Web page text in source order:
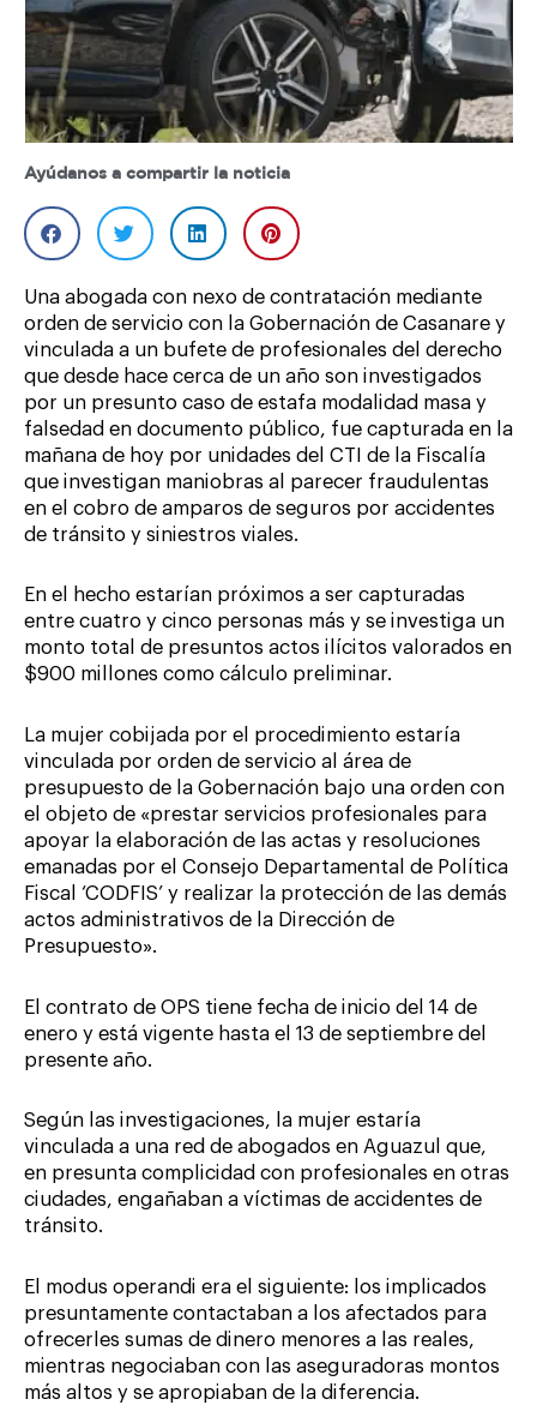
Ayúdanos a compartir la noticia
Una abogada con nexo de contratación mediante
orden de servicio con la Gobernación de Casanare y
vinculada a un bufete de profesionales del derecho
que desde hace cerca de un año son investigados
por un presunto caso de estafa modalidad masa y
falsedad en documento público, fue capturada en la
mañana de hoy por unidades del CTI de la Fiscalía
que investigan maniobras al parecer fraudulentas
en el cobro de amparos de seguros por accidentes
de tránsito y siniestros viales.
En el hecho estarían próximos a ser capturadas
entre cuatro y cinco personas más y se investiga un
monto total de presuntos actos ilícitos valorados en
$900 millones como cálculo preliminar.
La mujer cobijada por el procedimiento estaría
vinculada por orden de servicio al área de
presupuesto de la Gobernación bajo una orden con
el objeto de «prestar servicios profesionales para
apoyar la elaboración de las actas y resoluciones
emanadas por el Consejo Departamental de Política
Fiscal ‘CODFIS’ y realizar la protección de las demás
actos administrativos de la Dirección de
Presupuesto».
El contrato de OPS tiene fecha de inicio del 14 de
enero y está vigente hasta el 13 de septiembre del
presente año.
Según las investigaciones, la mujer estaría
vinculada a una red de abogados en Aguazul que,
en presunta complicidad con profesionales en otras
ciudades, engañaban a víctimas de accidentes de
tránsito.
El modus operandi era el siguiente: los implicados
presuntamente contactaban a los afectados para
ofrecerles sumas de dinero menores a las reales,
mientras negociaban con las aseguradoras montos
más altos y se apropiaban de la diferencia.